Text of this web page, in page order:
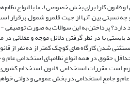
قانون کار( برای بخش خصوصی)، ما با انواع
نسبتی بین آنها از جهت قلمرو شمول برقرار
پرداختن به این سوالات به صورت توصیفی
شدن کارگاه های کوچک کمتر از ده نفر از
حقوق در همه انواع نظامهای استخدامی
است مقررات استخدامی قانون استخدام
و جامع استخدامی در بخش عمومی و دولتی